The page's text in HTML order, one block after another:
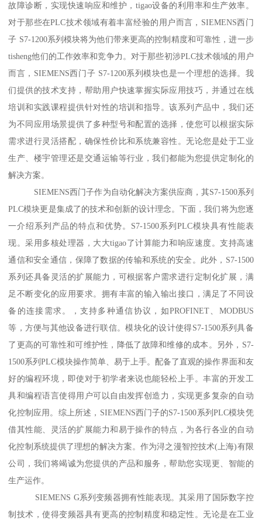
故障诊断，实现快速响应和维护，tigao设备的利用率和生产效率。
对于那些在PLC技术领域有着丰富经验的用户而言，SIEMENS西门
子 S7-1200系列模块将为他们带来更高的控制精度和可靠性，进一步
tisheng他们的工作效率和竞争力。对于那些初涉PLC技术领域的用户
而言，SIEMENS西门子 S7-1200系列模块也是一个理想的选择。我
们提供的技术支持，帮助用户快速掌握实际应用技巧，并通过在线
培训和实践课程提供针对性的培训和指导。该系列产品中，我们还
为不同应用场景提供了多种型号和配置的选择，使您可以根据实际
需求进行灵活搭配，确保性价比和系统兼容性。无论您是处于工业
生产、楼宇管理还是交通运输等行业，我们都能为您提供定制化的
解决方案。
SIEMENS西门子作为自动化解决方案供应商，其S7-1500系列
PLC模块更是集成了的技术和创新的设计理念。下面，我们将为您逐
一介绍系列产品的特点和优势。S7-1500系列PLC模块具有性能表
现。采用多核处理器，大大tigao了计算能力和响应速度。支持高速
通信和安全通信，保障了数据的传输和系统的安全。此外，S7-1500
系列还具备灵活的扩展能力，可根据客户需求进行定制化扩展，满
足不断变化的应用要求。拥有丰富的输入输出接口，满足了不同设
备的连接需求。，支持多种通信协议，如PROFINET、MODBUS
等，方便与其他设备进行联信。模块化的设计使得S7-1500系列具备
了更高的可靠性和可维护性，降低了故障和维修的成本。另外，S7-
1500系列PLC模块操作简单、易于上手。配备了直观的操作界面和友
好的编程环境，即使对于初学者来说也能轻松上手。丰富的开发工
具和编程语言使得用户可以自由发挥创造力，实现更多复杂的自动
化控制应用。综上所述，SIEMENS西门子的S7-1500系列PLC模块凭
借其性能、灵活的扩展能力和易于操作的特点，为各行各业的自动
化控制系统提供了理想的解决方案。作为浔之漫智控技术(上海)有限
公司，我们将竭诚为您提供的产品和服务，帮助您实现更、智能的
生产运作。
SIEMENS G系列变频器拥有性能表现。其采用了国际数字控
制技术，使得变频器具有更高的控制精度和稳定性。无论是在工业